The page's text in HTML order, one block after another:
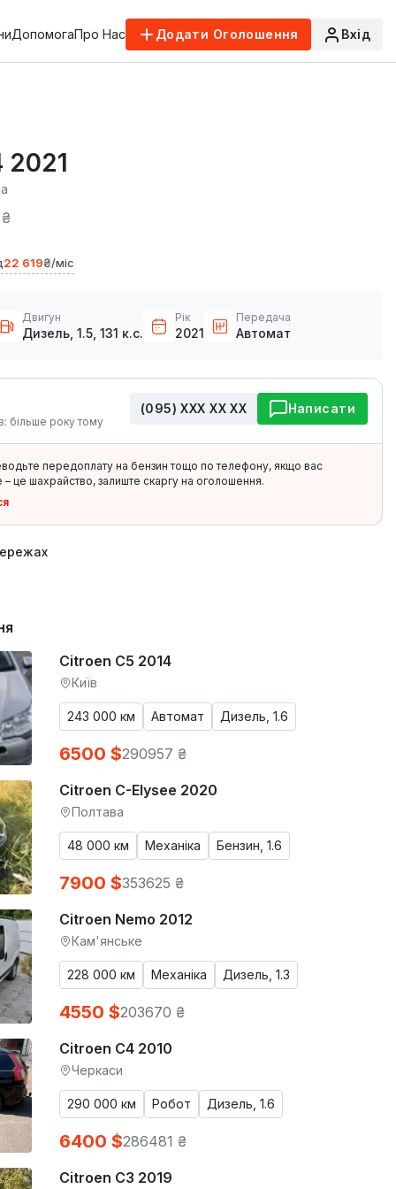
ДопомогаПро Нас Додати Оголошення Вхід
2021
22 619₴/міс
Двигун
Дизель, 1.5, 131 к.с.
Рік
2021
Передача
Автомат
більше року тому
(095) ХХХ ХХ ХХ Написати
передоплату на бензин тощо по телефону, якщо вас
– це шахрайство, залиште скаргу на оголошення.
Citroen C5 2014
Київ
243 000 км Автомат Дизель, 1.6
6500 $290957 ₴
Citroen C-Elysee 2020
Полтава
48 000 км Механіка Бензин, 1.6
7900 $353625 ₴
Citroen Nemo 2012
Кам'янське
228 000 км Механіка Дизель, 1.3
4550 $203670 ₴
Citroen C4 2010
Черкаси
290 000 км Робот Дизель, 1.6
6400 $286481 ₴
Citroen C3 2019